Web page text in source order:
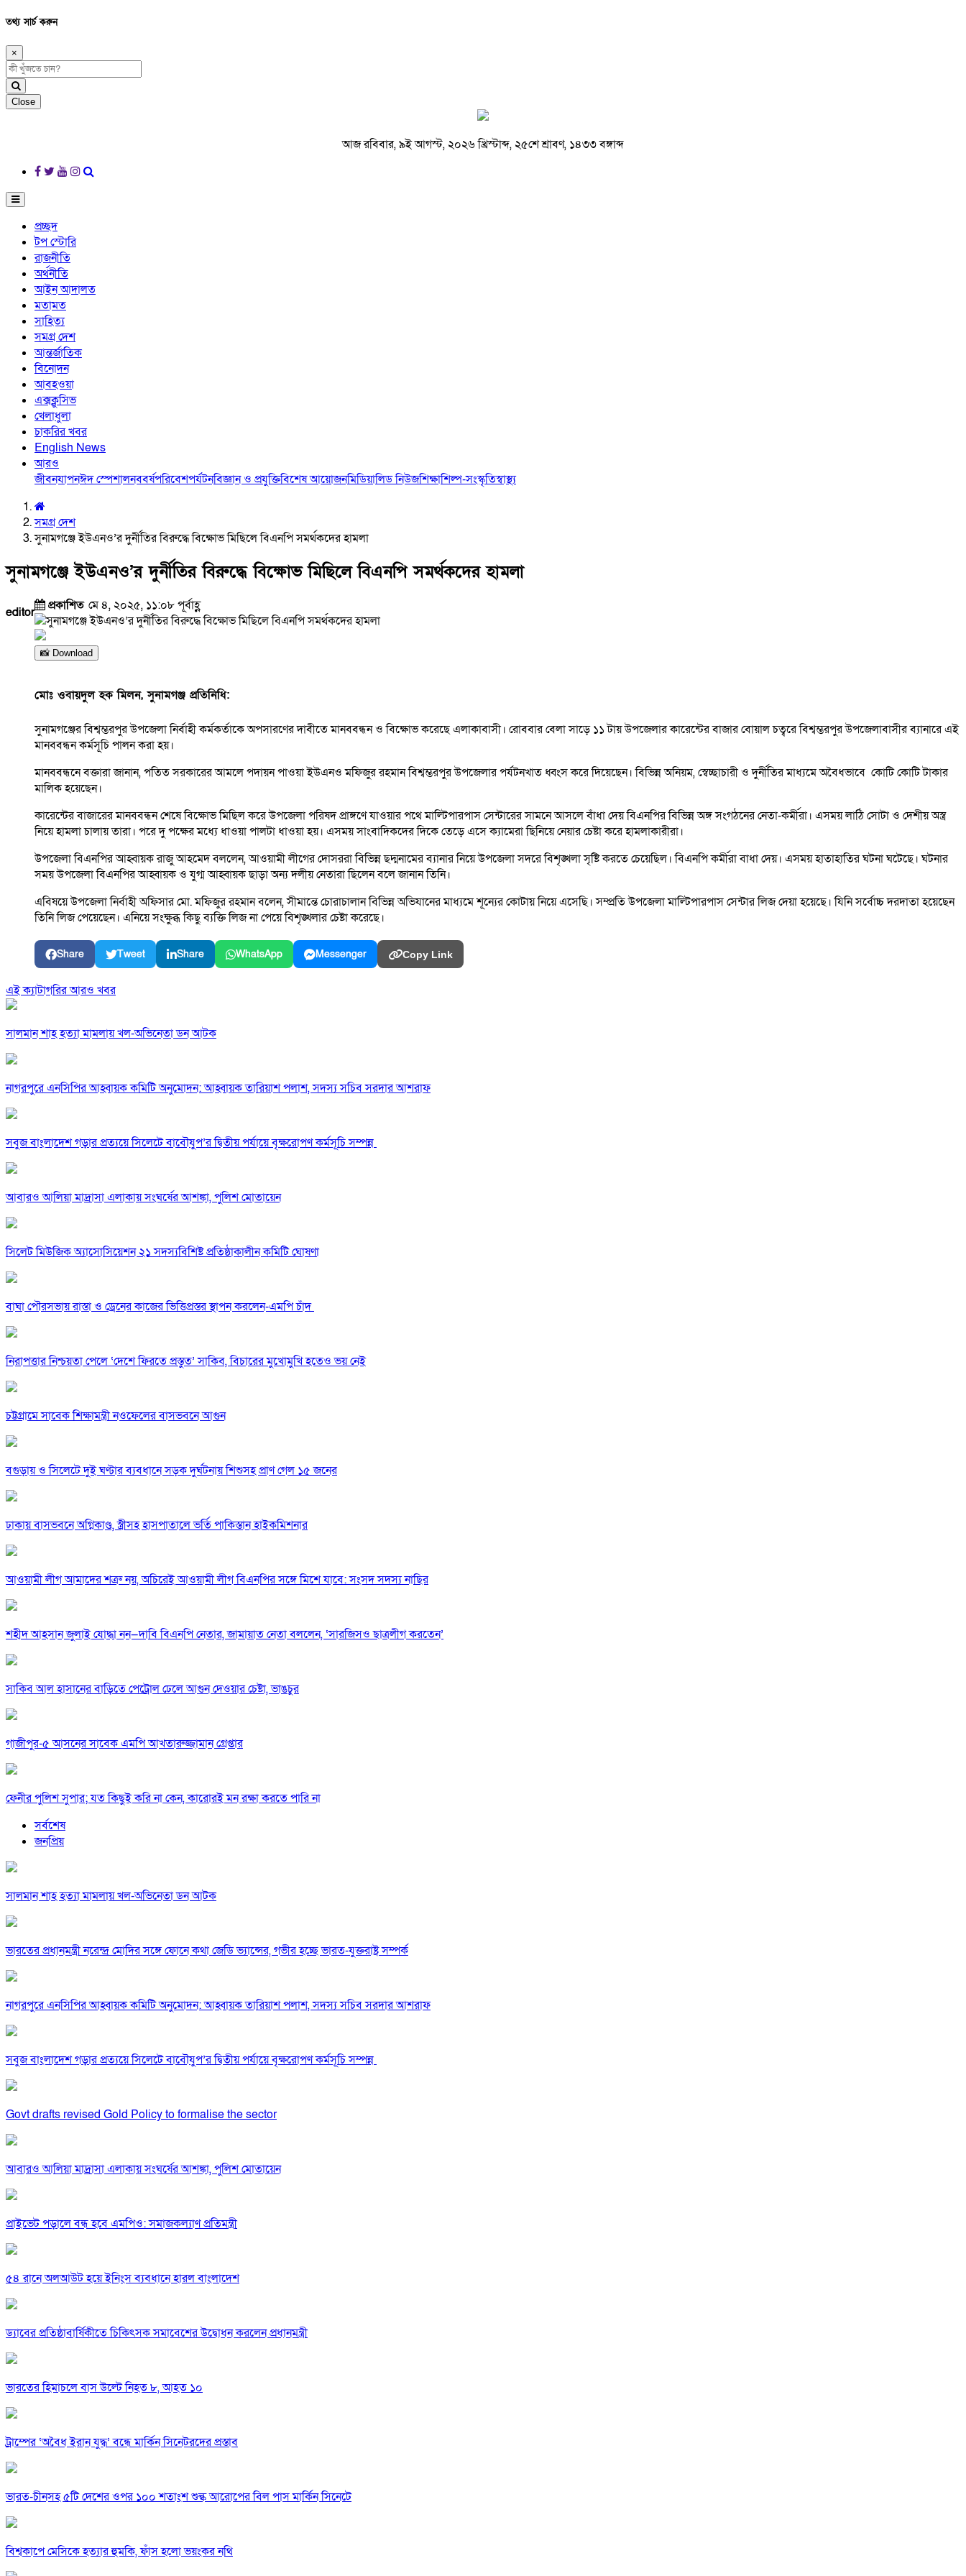
তথ্য সার্চ করুন
×
Close
আজ রবিবার, ৯ই আগস্ট, ২০২৬ খ্রিস্টাব্দ, ২৫শে শ্রাবণ, ১৪৩৩ বঙ্গাব্দ
প্রচ্ছদ
টপ স্টোরি
রাজনীতি
অর্থনীতি
আইন আদালত
মতামত
সাহিত্য
সমগ্র দেশ
আন্তর্জাতিক
বিনোদন
আবহওয়া
এক্সক্লুসিভ
খেলাধুলা
চাকরির খবর
English News
আরও
জীবনযাপনঈদ স্পেশালনববর্ষপরিবেশপর্যটনবিজ্ঞান ও প্রযুক্তিবিশেষ আয়োজনমিডিয়ালিড নিউজশিক্ষাশিল্প-সংস্কৃতিস্বাস্থ্য
সমগ্র দেশ
সুনামগঞ্জে ইউএনও’র দুর্নীতির বিরুদ্ধে বিক্ষোভ মিছিলে বিএনপি সমর্থকদের হামলা
সুনামগঞ্জে ইউএনও’র দুর্নীতির বিরুদ্ধে বিক্ষোভ মিছিলে বিএনপি সমর্থকদের হামলা
editor প্রকাশিত মে ৪, ২০২৫, ১১:০৮ পূর্বাহ্ণ
📸 Download
মোঃ ওবায়দুল হক মিলন, সুনামগঞ্জ প্রতিনিধি:
সুনামগঞ্জের বিশ্বম্ভরপুর উপজেলা নির্বাহী কর্মকর্তাকে অপসারণের দাবীতে মানববন্ধন ও বিক্ষোভ করেছে এলাকাবাসী। রোববার বেলা সাড়ে ১১ টায় উপজেলার কারেন্টের বাজার বোয়াল চত্বরে বিশ্বম্ভরপুর উপজেলাবাসীর ব্যানারে এই
মানববন্ধন কর্মসূচি পালন করা হয়।
মানববন্ধনে বক্তারা জানান, পতিত সরকারের আমলে পদায়ন পাওয়া ইউএনও মফিজুর রহমান বিশ্বম্ভরপুর উপজেলার পর্যটনখাত ধ্বংস করে দিয়েছেন। বিভিন্ন অনিয়ম, স্বেচ্ছাচারী ও দুর্নীতির মাধ্যমে অবৈধভাবে কোটি কোটি টাকার
মালিক হয়েছেন।
কারেন্টের বাজারের মানববন্ধন শেষে বিক্ষোভ মিছিল করে উপজেলা পরিষদ প্রাঙ্গণে যাওয়ার পথে মাল্টিপারপাস সেন্টারের সামনে আসলে বাঁধা দেয় বিএনপির বিভিন্ন অঙ্গ সংগঠনের নেতা-কর্মীরা। এসময় লাঠি সোটা ও দেশীয় অস্ত্র
নিয়ে হামলা চালায় তারা। পরে দু পক্ষের মধ্যে ধাওয়া পালটা ধাওয়া হয়। এসময় সাংবাদিকদের দিকে তেড়ে এসে ক্যামেরা ছিনিয়ে নেয়ার চেষ্টা করে হামলাকারীরা।
উপজেলা বিএনপির আহ্বায়ক রাজু আহমেদ বললেন, আওয়ামী লীগের দোসররা বিভিন্ন ছদ্মনামের ব্যানার নিয়ে উপজেলা সদরে বিশৃঙ্খলা সৃষ্টি করতে চেয়েছিল। বিএনপি কর্মীরা বাধা দেয়। এসময় হাতাহাতির ঘটনা ঘটেছে। ঘটনার
সময় উপজেলা বিএনপির আহ্বায়ক ও যুগ্ম আহ্বায়ক ছাড়া অন্য দলীয় নেতারা ছিলেন বলে জানান তিনি।
এবিষয়ে উপজেলা নির্বাহী অফিসার মো. মফিজুর রহমান বলেন, সীমান্তে চোরাচালান বিভিন্ন অভিযানের মাধ্যমে শূন্যের কোটায় নিয়ে এসেছি। সম্প্রতি উপজেলা মাল্টিপারপাস সেন্টার লিজ দেয়া হয়েছে। যিনি সর্বোচ্চ দরদাতা হয়েছেন
তিনি লিজ পেয়েছেন। এনিয়ে সংক্ষুব্ধ কিছু ব্যক্তি লিজ না পেয়ে বিশৃঙ্খলার চেষ্টা করেছে।
Share Tweet Share WhatsApp Messenger Copy Link
এই ক্যাটাগরির আরও খবর
সালমান শাহ হত্যা মামলায় খল-অভিনেতা ডন আটক
নাগরপুরে এনসিপির আহ্বায়ক কমিটি অনুমোদন: আহ্বায়ক তারিয়াশ পলাশ, সদস্য সচিব সরদার আশরাফ
সবুজ বাংলাদেশ গড়ার প্রত্যয়ে সিলেটে বাবৌযুপ’র দ্বিতীয় পর্যায়ে বৃক্ষরোপণ কর্মসূচি সম্পন্ন
আবারও আলিয়া মাদ্রাসা এলাকায় সংঘর্ষের আশঙ্কা, পুলিশ মোতায়েন
সিলেট মিউজিক অ্যাসোসিয়েশন ২১ সদস্যবিশিষ্ট প্রতিষ্ঠাকালীন কমিটি ঘোষণা
বাঘা পৌরসভায় রাস্তা ও ড্রেনের কাজের ভিত্তিপ্রস্তর স্থাপন করলেন-এমপি চাঁদ
নিরাপত্তার নিশ্চয়তা পেলে ‘দেশে ফিরতে প্রস্তুত’ সাকিব, বিচারের মুখোমুখি হতেও ভয় নেই
চট্টগ্রামে সাবেক শিক্ষামন্ত্রী নওফেলের বাসভবনে আগুন
বগুড়ায় ও সিলেটে দুই ঘণ্টার ব্যবধানে সড়ক দুর্ঘটনায় শিশুসহ প্রাণ গেল ১৫ জনের
ঢাকায় বাসভবনে অগ্নিকাণ্ড, স্ত্রীসহ হাসপাতালে ভর্তি পাকিস্তান হাইকমিশনার
আওয়ামী লীগ আমাদের শত্রু নয়, অচিরেই আওয়ামী লীগ বিএনপির সঙ্গে মিশে যাবে: সংসদ সদস্য নাছির
শহীদ আহসান জুলাই যোদ্ধা নন—দাবি বিএনপি নেতার, জামায়াত নেতা বললেন, ‘সারজিসও ছাত্রলীগ করতেন’
সাকিব আল হাসানের বাড়িতে পেট্রোল ঢেলে আগুন দেওয়ার চেষ্টা, ভাঙচুর
গাজীপুর-৫ আসনের সাবেক এমপি আখতারুজ্জামান গ্রেপ্তার
ফেনীর পুলিশ সুপার; যত কিছুই করি না কেন, কারোরই মন রক্ষা করতে পারি না
সর্বশেষ
জনপ্রিয়
সালমান শাহ হত্যা মামলায় খল-অভিনেতা ডন আটক
ভারতের প্রধানমন্ত্রী নরেন্দ্র মোদির সঙ্গে ফোনে কথা জেডি ভ্যান্সের, গভীর হচ্ছে ভারত-যুক্তরাষ্ট্র সম্পর্ক
নাগরপুরে এনসিপির আহ্বায়ক কমিটি অনুমোদন: আহ্বায়ক তারিয়াশ পলাশ, সদস্য সচিব সরদার আশরাফ
সবুজ বাংলাদেশ গড়ার প্রত্যয়ে সিলেটে বাবৌযুপ’র দ্বিতীয় পর্যায়ে বৃক্ষরোপণ কর্মসূচি সম্পন্ন
Govt drafts revised Gold Policy to formalise the sector
আবারও আলিয়া মাদ্রাসা এলাকায় সংঘর্ষের আশঙ্কা, পুলিশ মোতায়েন
প্রাইভেট পড়ালে বন্ধ হবে এমপিও: সমাজকল্যাণ প্রতিমন্ত্রী
৫৪ রানে অলআউট হয়ে ইনিংস ব্যবধানে হারল বাংলাদেশ
ড্যাবের প্রতিষ্ঠাবার্ষিকীতে চিকিৎসক সমাবেশের উদ্বোধন করলেন প্রধানমন্ত্রী
ভারতের হিমাচলে বাস উল্টে নিহত ৮, আহত ১০
ট্রাম্পের ‘অবৈধ ইরান যুদ্ধ’ বন্ধে মার্কিন সিনেটরদের প্রস্তাব
ভারত-চীনসহ ৫টি দেশের ওপর ১০০ শতাংশ শুল্ক আরোপের বিল পাস মার্কিন সিনেটে
বিশ্বকাপে মেসিকে হত্যার হুমকি, ফাঁস হলো ভয়ংকর নথি